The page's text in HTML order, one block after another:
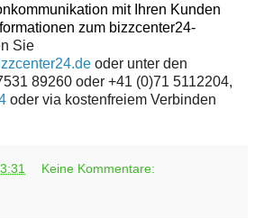
mit Ihren Kunden
zum bizzcenter24-
Sie
oder unter den
89260 oder +41 (0)71 5112204,
oder via kostenfreiem Verbinden
Keine Kommentare: